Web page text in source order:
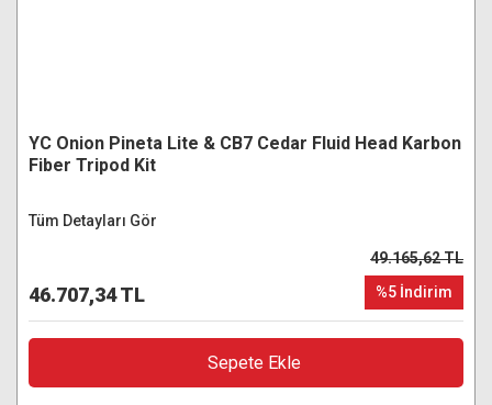
YC Onion Pineta Lite & CB7 Cedar Fluid Head Karbon
Fiber Tripod Kit
Tüm Detayları Gör
46.707,34 TL
49.165,62 TL
%5 İndirim
Sepete Ekle